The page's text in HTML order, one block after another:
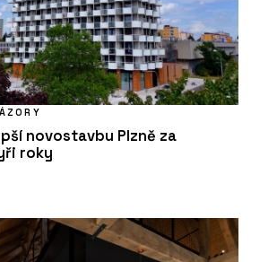
novostavbu Plzně za
roky